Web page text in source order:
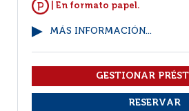
| En formato papel.
MÁS INFORMACIÓN...